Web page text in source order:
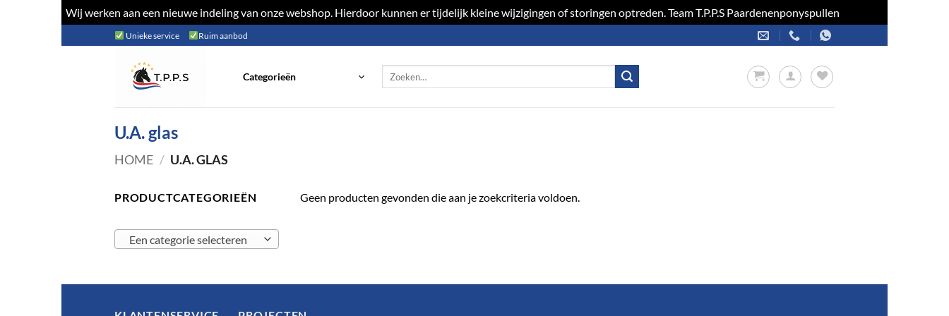
Wij werken aan een nieuwe indeling van onze webshop. Hierdoor kunnen er tijdelijk kleine wijzigingen of storingen optreden. Team T.P.P.S Paardenenponyspullen
naar
Unieke service Ruim aanbod
Categorieën
U.A. glas
HOME / U.A. GLAS
PRODUCTCATEGORIEËN
Een categorie selecteren
Geen producten gevonden die aan je zoekcriteria voldoen.